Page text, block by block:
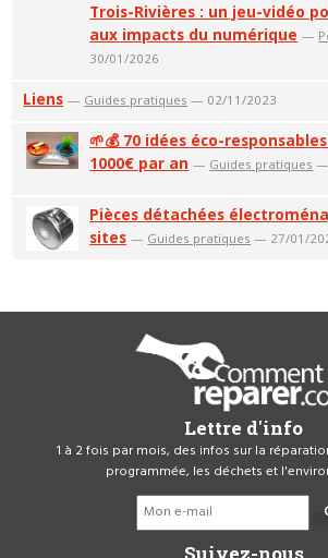
Trois-Rivières : un jeu-vidéo
aux impacts du numérique —
30/01/2026
Liens — Guides pratiques — 02/11/2023
🌱💰 70 idées éco-
1000€ par an — Guides pratiques —
Pièces détachées
sites — Guides pratiques — 27/01/
Lettre d'info
1 à 2 fois par mois, des infos sur la
programmée, les déchets et